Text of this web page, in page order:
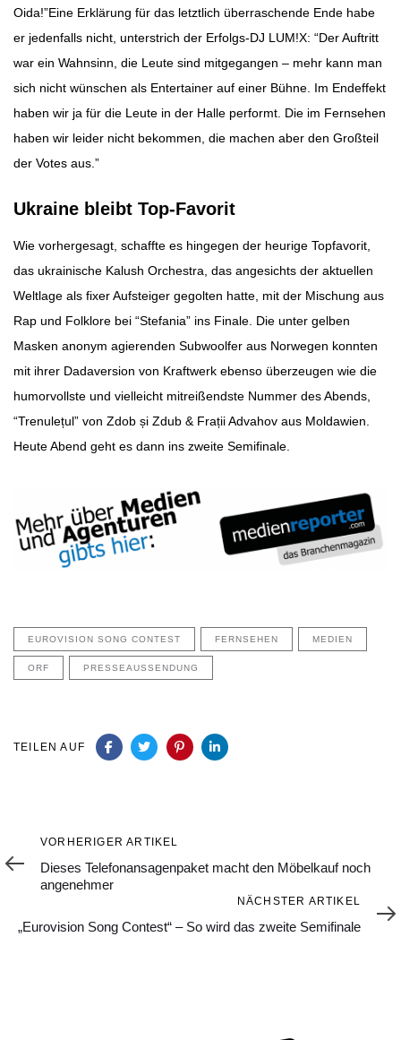
Oida!”Eine Erklärung für das letztlich überraschende Ende habe
er jedenfalls nicht, unterstrich der Erfolgs-DJ LUM!X: “Der Auftritt
war ein Wahnsinn, die Leute sind mitgegangen – mehr kann man
sich nicht wünschen als Entertainer auf einer Bühne. Im Endeffekt
haben wir ja für die Leute in der Halle performt. Die im Fernsehen
haben wir leider nicht bekommen, die machen aber den Großteil
der Votes aus.”
Ukraine bleibt Top-Favorit
Wie vorhergesagt, schaffte es hingegen der heurige Topfavorit,
das ukrainische Kalush Orchestra, das angesichts der aktuellen
Weltlage als fixer Aufsteiger gegolten hatte, mit der Mischung aus
Rap und Folklore bei “Stefania” ins Finale. Die unter gelben
Masken anonym agierenden Subwoolfer aus Norwegen konnten
mit ihrer Dadaversion von Kraftwerk ebenso überzeugen wie die
humorvollste und vielleicht mitreißendste Nummer des Abends,
“Trenulețul” von Zdob și Zdub & Frații Advahov aus Moldawien.
Heute Abend geht es dann ins zweite Semifinale.
EUROVISION SONG CONTEST FERNSEHEN MEDIEN
ORF PRESSEAUSSENDUNG
TEILEN AUF
Vorheriger
Artikel
VORHERIGER ARTIKEL
Dieses Telefonansagenpaket macht den Möbelkauf noch
angenehmer
Artikel
NÄCHSTER ARTIKEL
„Eurovision Song Contest“ – So wird das zweite Semifinale